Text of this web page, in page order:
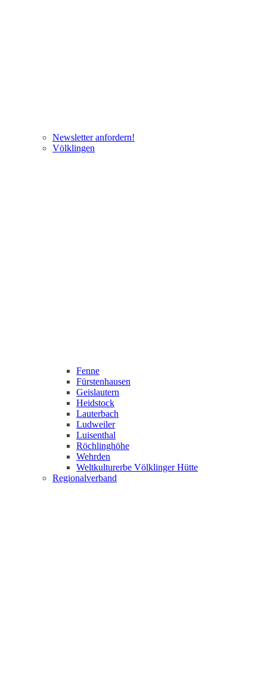
Newsletter anfordern!
Völklingen
Fenne
Fürstenhausen
Geislautern
Heidstock
Lauterbach
Ludweiler
Luisenthal
Röchlinghöhe
Wehrden
Weltkulturerbe Völklinger Hütte
Regionalverband